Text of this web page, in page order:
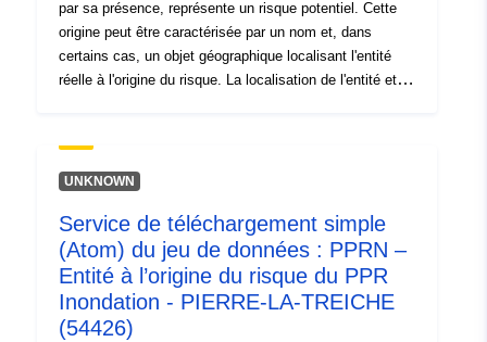
par sa présence, représente un risque potentiel. Cette
origine peut être caractérisée par un nom et, dans
certains cas, un objet géographique localisant l'entité
réelle à l'origine du risque. La localisation de l'entité et la
risques qui fondent le PPR.
UNKNOWN
Service de téléchargement simple
(Atom) du jeu de données : PPRN –
Entité à l’origine du risque du PPR
Inondation - PIERRE-LA-TREICHE
(54426)